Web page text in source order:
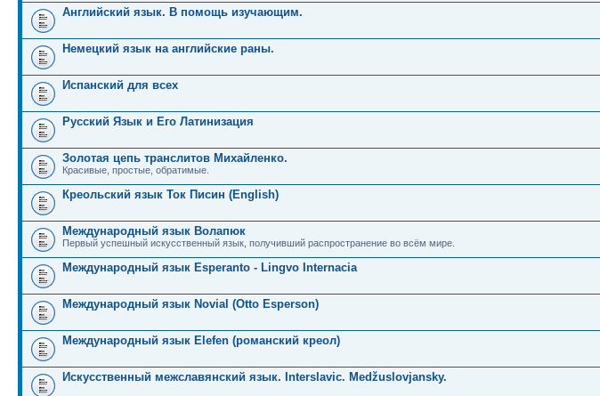
Английский язык. В помощь изучающим.
Немецкий язык на английские раны.
Испанский для всех
Русский Язык и Его Латинизация
Золотая цепь транслитов Михайленко.
Красивые, простые, обратимые.
Креольский язык Ток Писин (English)
Международный язык Волапюк
Первый успешный искусственный язык, получивший распространение во всём мире.
Международный язык Esperanto - Lingvo Internacia
Международный язык Novial (Otto Esperson)
Международный язык Elefen (романский креол)
Искусственный межславянский язык. Interslavic. Medžuslovjansky.